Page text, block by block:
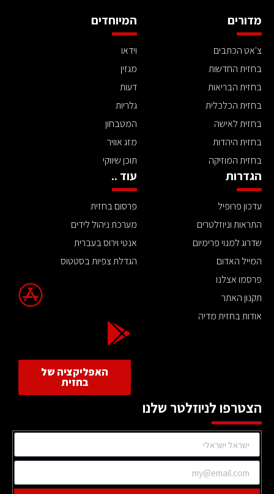
מדורים
צ'אט הכתבים
בחזית החדשות
בחזית הבריאות
בחזית הכלכלית
בחזית לאישה
בחזית היהדות
בחזית המוזיקה
המיוחדים
וידאו
מגזין
דעות
גלריות
המטבחון
מזג אוויר
תוכן שיווקי
הגדרות
עדכון פרופיל
התראות וניוזלטרים
שדרוג למנוי פרימיום
המייל האדום
פרסמו אצלנו
תקנון האתר
אודות בחזית מדיה
עוד ..
פרסום בחזית
מערכת ניהול לידים
אנטי וירוס בעברית
הגדלת צפיות בסטטוס
האפליקציה של
בחזית
הצטרפו לניוזלטר שלנו